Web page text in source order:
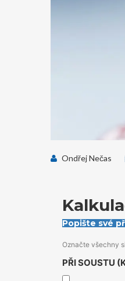
Ondřej Nečas
Popište své
Označte všechny
PŘI SOUSTU